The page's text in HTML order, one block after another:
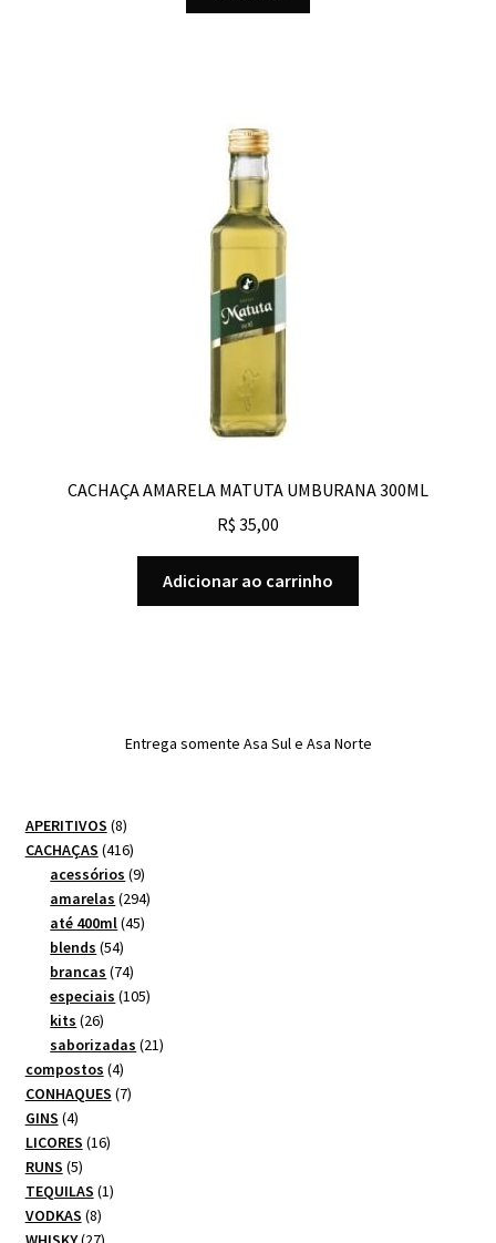
CACHAÇA AMARELA MATUTA UMBURANA 300ML
R$ 35,00
Adicionar ao carrinho
Entrega somente Asa Sul e Asa Norte
APERITIVOS 88
produtos
CACHAÇAS 416416
produtos
acessórios 99
produtos
amarelas 294294
até 400ml 4545
blends 5454
produtos
brancas 7474
produtos
especiais 105105
kits 2626
produtos
saborizadas 2121
compostos 44
produtos
CONHAQUES 77
GINS 44
produtos
LICORES 1616
RUNS 55
produtos
TEQUILAS 11
VODKAS 88
produtos
27